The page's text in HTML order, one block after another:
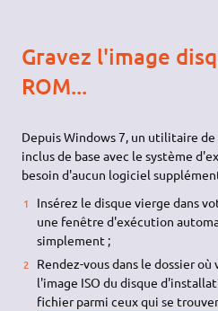
Gravez l'image
ROM...
Depuis Windows 7, un utilitaire
inclus de base avec le système
besoin d'aucun logiciel
Insérez le disque vierge dans
une fenêtre d'exécution
simplement ;
Rendez-vous dans le dossier
l'image ISO du disque
fichier parmi ceux qui se